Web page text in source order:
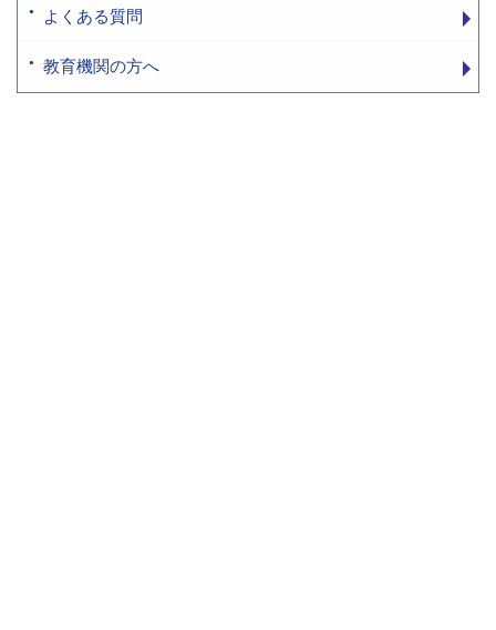
よくある質問
教育機関の方へ